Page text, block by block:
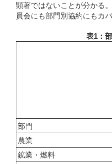
顕著ではないことが分かる
員会にも部門別協約にもカ
表1：
部門
農業
鉱業・燃料